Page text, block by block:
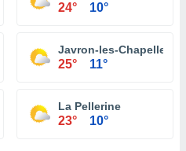
24° 10°
Javron-les-Chapelles
25° 11°
La Pellerine
23° 10°